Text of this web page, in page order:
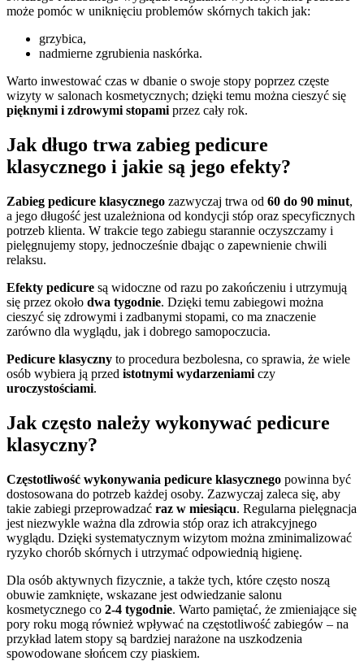
może pomóc w uniknięciu problemów skórnych takich jak:
grzybica,
nadmierne zgrubienia naskórka.
Warto inwestować czas w dbanie o swoje stopy poprzez częste
wizyty w salonach kosmetycznych; dzięki temu można cieszyć się
pięknymi i zdrowymi stopami przez cały rok.
Jak długo trwa zabieg pedicure
klasycznego i jakie są jego efekty?
Zabieg pedicure klasycznego zazwyczaj trwa od 60 do 90 minut,
a jego długość jest uzależniona od kondycji stóp oraz specyficznych
potrzeb klienta. W trakcie tego zabiegu starannie oczyszczamy i
pielęgnujemy stopy, jednocześnie dbając o zapewnienie chwili
relaksu.
Efekty pedicure są widoczne od razu po zakończeniu i utrzymują
się przez około dwa tygodnie. Dzięki temu zabiegowi można
cieszyć się zdrowymi i zadbanymi stopami, co ma znaczenie
zarówno dla wyglądu, jak i dobrego samopoczucia.
Pedicure klasyczny to procedura bezbolesna, co sprawia, że wiele
osób wybiera ją przed istotnymi wydarzeniami czy
uroczystościami.
Jak często należy wykonywać pedicure
klasyczny?
Częstotliwość wykonywania pedicure klasycznego powinna być
dostosowana do potrzeb każdej osoby. Zazwyczaj zaleca się, aby
takie zabiegi przeprowadzać raz w miesiącu. Regularna pielęgnacja
jest niezwykle ważna dla zdrowia stóp oraz ich atrakcyjnego
wyglądu. Dzięki systematycznym wizytom można zminimalizować
ryzyko chorób skórnych i utrzymać odpowiednią higienę.
Dla osób aktywnych fizycznie, a także tych, które często noszą
obuwie zamknięte, wskazane jest odwiedzanie salonu
kosmetycznego co 2-4 tygodnie. Warto pamiętać, że zmieniające się
pory roku mogą również wpływać na częstotliwość zabiegów – na
przykład latem stopy są bardziej narażone na uszkodzenia
spowodowane słońcem czy piaskiem.